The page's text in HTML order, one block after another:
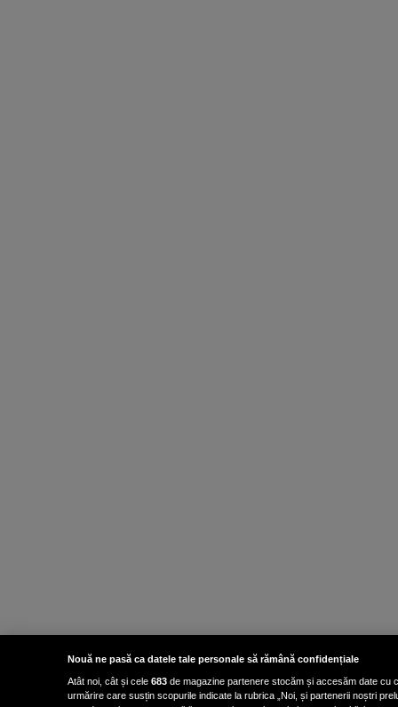
Nouă ne pasă ca datele tale personale să rămână confidențiale
Atât noi, cât și cele 683 de magazine partenere stocăm și accesăm date cu
urmărire care susțin scopurile indicate la rubrica „Noi, și partenerii noștri